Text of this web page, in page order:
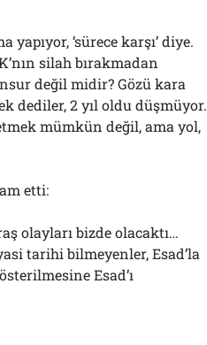
yapıyor, ‘sürece karşı’ diye.
silah bırakmadan
değil midir? Gözü kara
dediler, 2 yıl oldu düşmüyor.
mümkün değil, ama yol,
etti:
olayları bizde olacaktı…
tarihi bilmeyenler, Esad’la
Esad’ı